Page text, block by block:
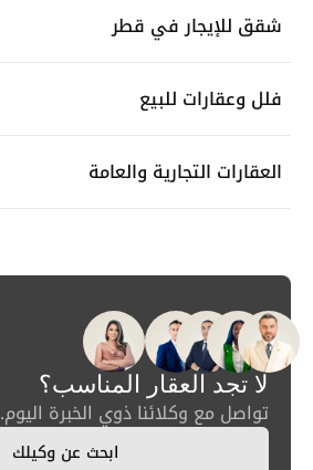
شقق للإيجار في قطر
فلل وعقارات للبيع
العقارات التجارية والعامة
لا تجد العقار المناسب؟
تواصل مع وكلائنا ذوي الخبرة اليوم.
ابحث عن وكيلك